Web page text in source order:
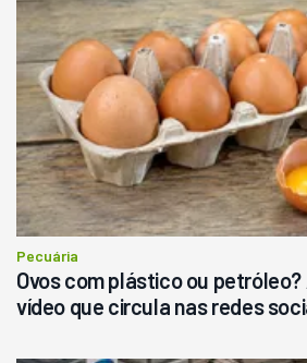
Pá Carregadeira Cat 966
Ano 1987
Londrina
R$ 145.000
Consultar
Pecuária
Ovos com plástico ou
vídeo que circula nas redes